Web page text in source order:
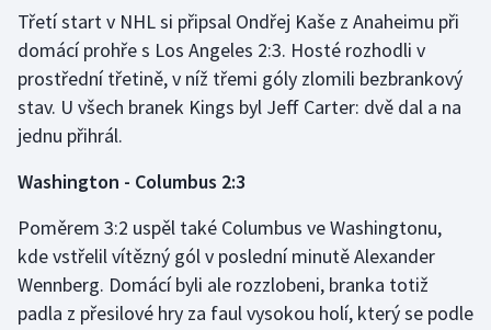
Vodní slalom
Volejbal
Ostatní
Třetí start v NHL si připsal Ondřej Kaše z Anaheimu při
domácí prohře s Los Angeles 2:3. Hosté rozhodli v
prostřední třetině, v níž třemi góly zlomili bezbrankový
stav. U všech branek Kings byl Jeff Carter: dvě dal a na
jednu přihrál.
Washington - Columbus 2:3
Poměrem 3:2 uspěl také Columbus ve Washingtonu,
kde vstřelil vítězný gól v poslední minutě Alexander
Wennberg. Domácí byli ale rozzlobeni, branka totiž
padla z přesilové hry za faul vysokou holí, který se podle